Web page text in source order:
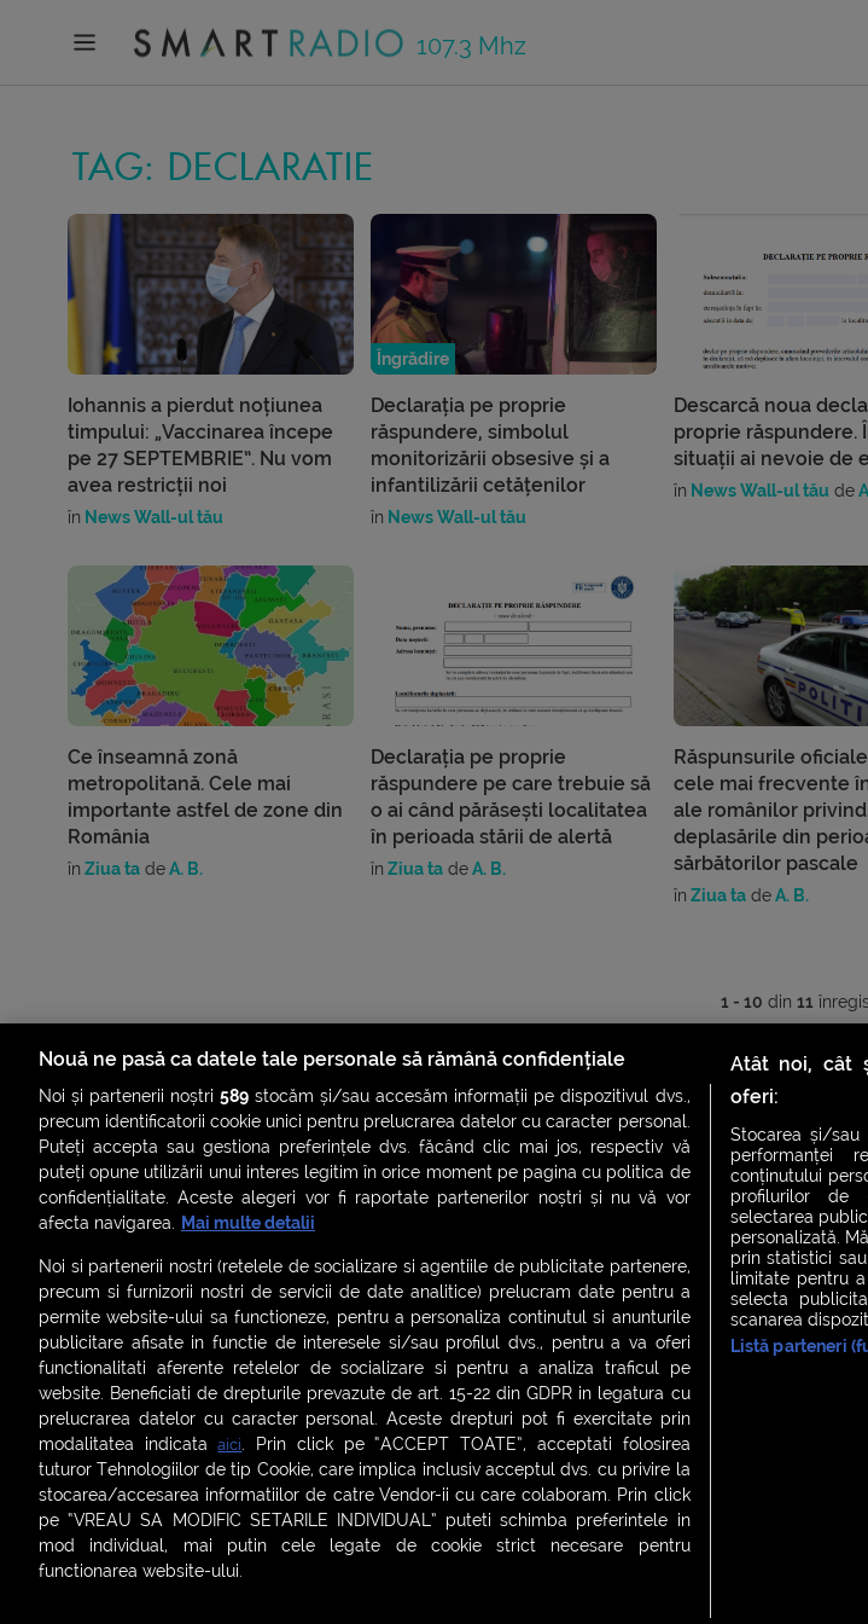
107.3 Mhz
TAG: DECLARATIE
Iohannis a pierdut noțiunea
timpului: „Vaccinarea începe
pe 27 SEPTEMBRIE”. Nu vom
avea restricții noi
în News Wall-ul tău
Îngrădire
Declarația pe proprie
răspundere, simbolul
monitorizării obsesive și a
infantilizării cetățenilor
în News Wall-ul tău
Descarcă noua
proprie răspundere.
situații ai nevoie de
în News Wall-ul tău de
Ce înseamnă zonă
metropolitană. Cele mai
importante astfel de zone din
România
în Ziua ta deA. B.
Declarația pe proprie
răspundere pe care trebuie să
o ai când părăsești localitatea
în perioada stării de alertă
în Ziua ta deA. B.
Răspunsurile
cele mai frecvente
ale românilor privind
deplasările din
sărbătorilor pascale
în Ziua ta deA. B.
1 - 10 din 11
1 2
ȘTIRI SMART SHORTS LIVE FEVER BRUNCH FEVER NIGHT FEVER
ASCULTĂ ACUM RADIOURILE SMART
| Politica de confidențialitate Politica de cookies
Contact:office@smartradio.ro
Nouă ne pasă ca datele tale personale să rămână confidențiale
Noi și partenerii noștri589 stocăm și/sau accesăm informații pe dispozitivul dvs.,
precum identificatorii cookie unici pentru prelucrarea datelor cu caracter personal.
Puteți accepta sau gestiona preferințele dvs. făcând clic mai jos, respectiv vă
puteți opune utilizării unui interes legitim în orice moment pe pagina cu politica de
confidențialitate. Aceste alegeri vor fi raportate partenerilor noștri și nu vă vor
afecta navigarea. Mai multe detalii
Noi si partenerii nostri (retelele de socializare si agentiile de publicitate partenere,
precum si furnizorii nostri de servicii de date analitice) prelucram date pentru a
permite website-ului sa functioneze, pentru a personaliza continutul si anunturile
publicitare afisate in functie de interesele si/sau profilul dvs., pentru a va oferi
functionalitati aferente retelelor de socializare si pentru a analiza traficul pe
website. Beneficiati de drepturile prevazute de art. 15-22 din GDPR in legatura cu
prelucrarea datelor cu caracter personal. Aceste drepturi pot fi exercitate prin
modalitatea indicataaici. Prin click pe “ACCEPT TOATE”, acceptati folosirea
tuturor Tehnologiilor de tip Cookie, care implica inclusiv acceptul dvs. cu privire la
stocarea/accesarea informatiilor de catre Vendor-ii cu care colaboram. Prin click
pe “VREAU SA MODIFIC SETARILE INDIVIDUAL” puteti schimba preferintele in
mod individual, mai putin cele legate de cookie strict necesare pentru
functionarea website-ului.
Atât noi, cât
oferi:
Stocarea și/sau
performanței
conținutului
profilurilor de
selectarea
personalizată.
prin statistici
limitate pentru
selecta
scanarea
Listă parteneri